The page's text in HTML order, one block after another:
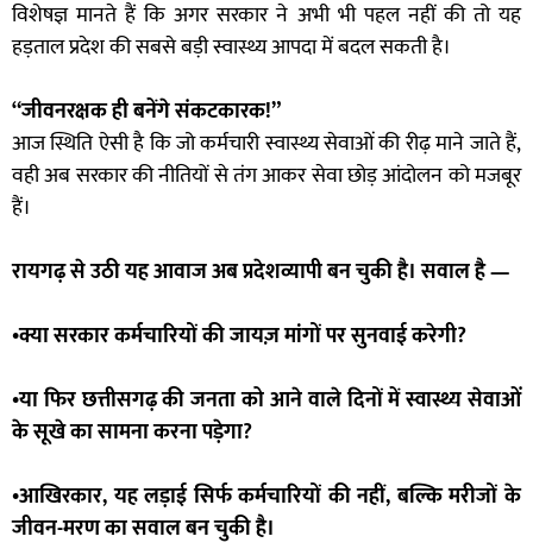
विशेषज्ञ मानते हैं कि अगर सरकार ने अभी भी पहल नहीं की तो यह
हड़ताल प्रदेश की सबसे बड़ी स्वास्थ्य आपदा में बदल सकती है।
“जीवनरक्षक ही बनेंगे संकटकारक!”
आज स्थिति ऐसी है कि जो कर्मचारी स्वास्थ्य सेवाओं की रीढ़ माने जाते हैं,
वही अब सरकार की नीतियों से तंग आकर सेवा छोड़ आंदोलन को मजबूर
हैं।
रायगढ़ से उठी यह आवाज अब प्रदेशव्यापी बन चुकी है। सवाल है —
•क्या सरकार कर्मचारियों की जायज़ मांगों पर सुनवाई करेगी?
•या फिर छत्तीसगढ़ की जनता को आने वाले दिनों में स्वास्थ्य सेवाओं
के सूखे का सामना करना पड़ेगा?
•आखिरकार, यह लड़ाई सिर्फ कर्मचारियों की नहीं, बल्कि मरीजों के
जीवन-मरण का सवाल बन चुकी है।